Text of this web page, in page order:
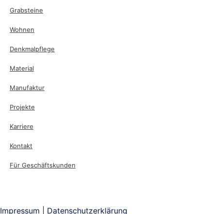
Grabsteine
Wohnen
Denkmalpflege
Material
Manufaktur
Projekte
Karriere
Kontakt
Für Geschäftskunden
Impressum Datenschutzerklärung